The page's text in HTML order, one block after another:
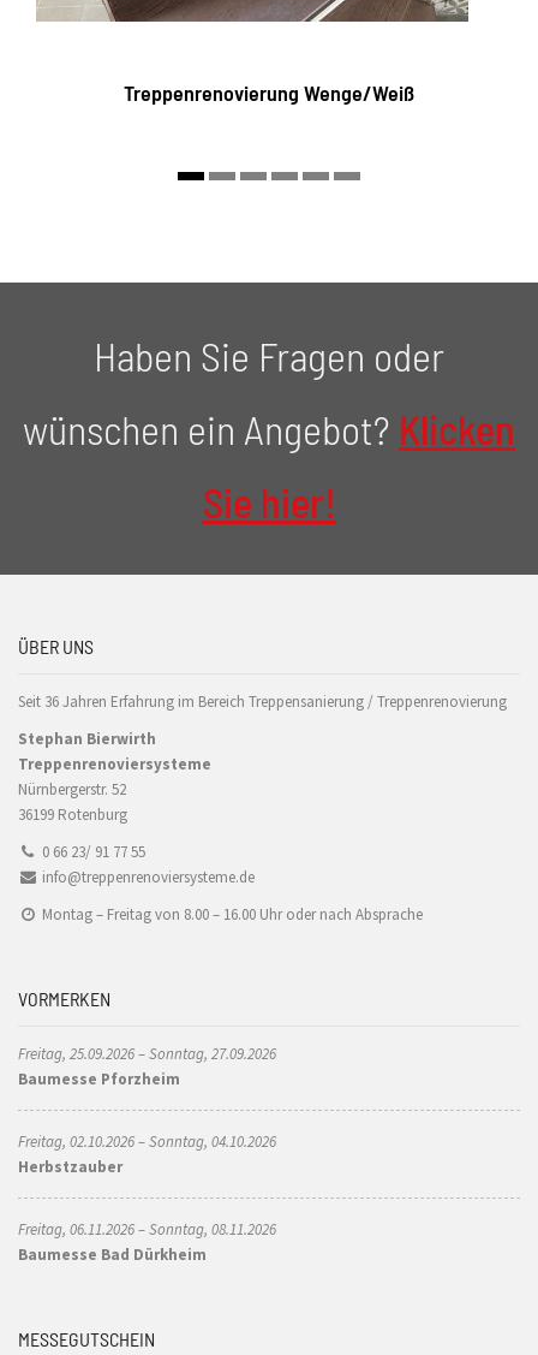
Treppenrenovierung Wenge/Weiß
Haben Sie Fragen oder
wünschen ein Angebot? Klicken
Sie hier!
ÜBER UNS
Seit 36 Jahren Erfahrung im Bereich Treppensanierung / Treppenrenovierung
Stephan Bierwirth
Treppenrenoviersysteme
Nürnbergerstr. 52
36199 Rotenburg
0 66 23/ 91 77 55
info@treppenrenoviersysteme.de
Montag – Freitag von 8.00 – 16.00 Uhr oder nach Absprache
VORMERKEN
Freitag, 25.09.2026 – Sonntag, 27.09.2026
Baumesse Pforzheim
Freitag, 02.10.2026 – Sonntag, 04.10.2026
Herbstzauber
Freitag, 06.11.2026 – Sonntag, 08.11.2026
Baumesse Bad Dürkheim
MESSEGUTSCHEIN